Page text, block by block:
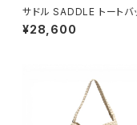
サドル SADDLE トートバ
ニトート 牛革 本革 日本製
産 自立 53447-3h メン
¥28,600